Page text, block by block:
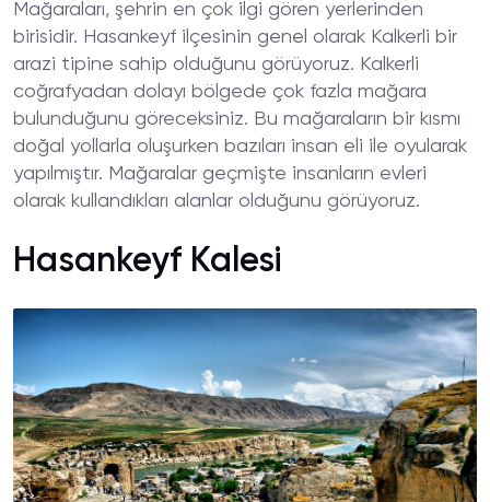
Mağaraları, şehrin en çok ilgi gören yerlerinden
birisidir. Hasankeyf ilçesinin genel olarak Kalkerli bir
arazi tipine sahip olduğunu görüyoruz. Kalkerli
coğrafyadan dolayı bölgede çok fazla mağara
bulunduğunu göreceksiniz. Bu mağaraların bir kısmı
doğal yollarla oluşurken bazıları insan eli ile oyularak
yapılmıştır. Mağaralar geçmişte insanların evleri
olarak kullandıkları alanlar olduğunu görüyoruz.
Hasankeyf Kalesi